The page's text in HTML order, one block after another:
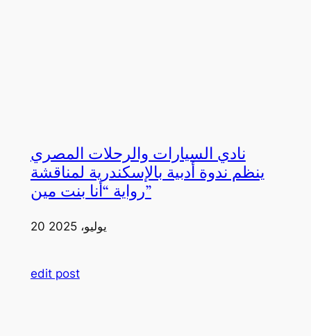
نادي السيارات والرحلات المصري
ينظم ندوة أدبية بالإسكندرية لمناقشة
رواية “أنا بنت مين”
20 يوليو، 2025
edit post